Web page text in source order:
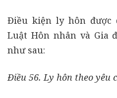
Điều kiện ly hôn được
Luật Hôn nhân và Gia
như sau:
Điều 56. Ly hôn theo yêu